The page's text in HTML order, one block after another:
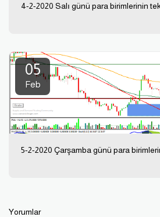
4-2-2020 Salı günü para birimlerinin
05
Feb
5-2-2020 Çarşamba günü para
Yorumlar